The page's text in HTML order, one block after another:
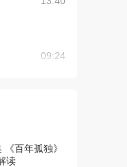
09:24
《百年孤独》
读